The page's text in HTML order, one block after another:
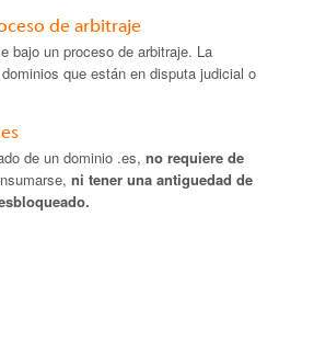
de arbitraje
bajo un proceso de arbitraje. La
que están en disputa judicial o
de un dominio .es, no requiere de
ni tener una antiguedad de